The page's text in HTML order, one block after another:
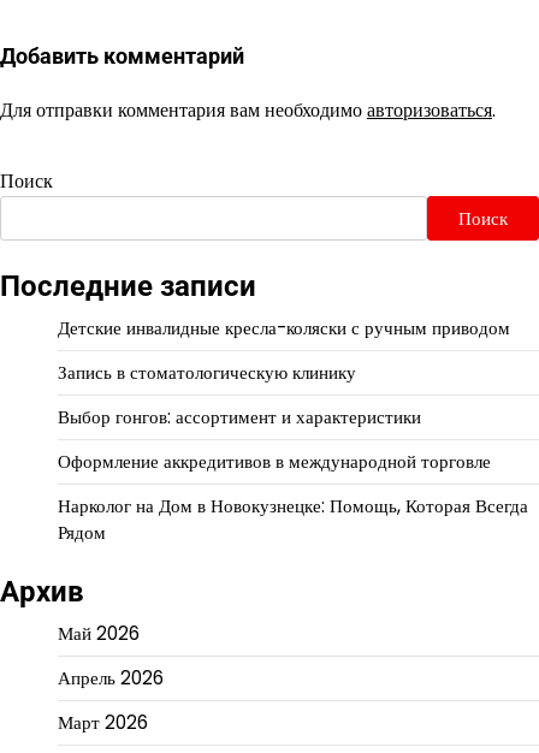
Добавить комментарий
Для отправки комментария вам необходимоавторизоваться.
Поиск
Поиск
Последние записи
Детские инвалидные кресла-коляски с ручным приводом
Запись в стоматологическую клинику
Выбор гонгов: ассортимент и характеристики
Оформление аккредитивов в международной торговле
Нарколог на Дом в Новокузнецке: Помощь, Которая Всегда
Рядом
Архив
Май 2026
Апрель 2026
Март 2026